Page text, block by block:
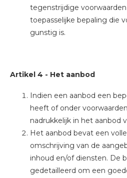
tegenstrijdige
toepasselijke bepaling die
gunstig is.
Artikel 4 - Het aanbod
Indien een aanbod een
heeft of onder
nadrukkelijk in het aanbod
Het aanbod bevat een
omschrijving van de
inhoud en/of diensten. De
gedetailleerd om een